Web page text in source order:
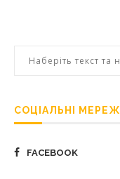
СОЦІАЛЬНІ МЕРЕЖІ
FACEBOOK